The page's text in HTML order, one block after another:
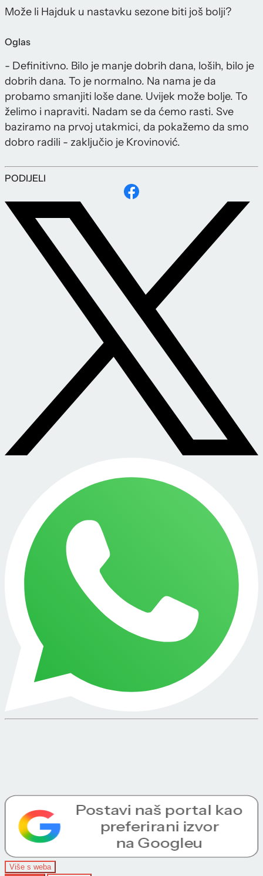
Može li Hajduk u nastavku sezone biti još bolji?
Oglas
- Definitivno. Bilo je manje dobrih dana, loših, bilo je
dobrih dana. To je normalno. Na nama je da
probamo smanjiti loše dane. Uvijek može bolje. To
želimo i napraviti. Nadam se da ćemo rasti. Sve
baziramo na prvoj utakmici, da pokažemo da smo
dobro radili - zaključio je Krovinović.
PODIJELI
Više s weba